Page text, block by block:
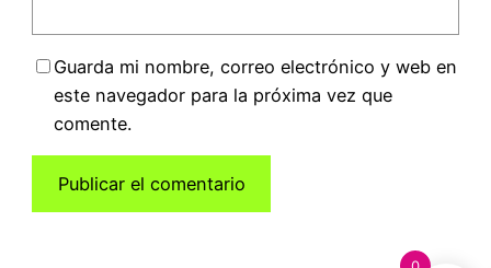
Guarda mi nombre, correo electrónico y web en
este navegador para la próxima vez que
comente.